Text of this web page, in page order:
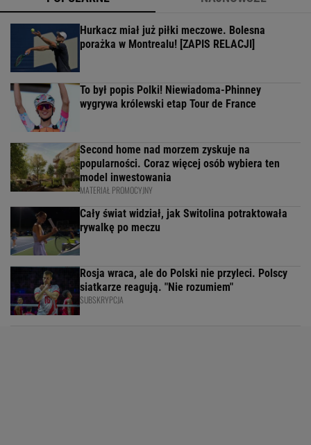
Hurkacz miał już piłki meczowe. Bolesna
porażka w Montrealu! [ZAPIS RELACJI]
To był popis Polki! Niewiadoma-Phinney
wygrywa królewski etap Tour de France
Second home nad morzem zyskuje na
popularności. Coraz więcej osób wybiera ten
model inwestowania
MATERIAŁ PROMOCYJNY
Cały świat widział, jak Switolina potraktowała
rywalkę po meczu
Rosja wraca, ale do Polski nie przyleci. Polscy
siatkarze reagują. "Nie rozumiem"
SUBSKRYPCJA